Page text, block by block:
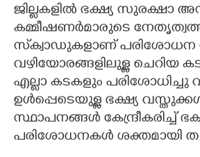
ജില്ലകളിൽ ഭക്ഷ്യ സുരക്ഷാ
കമ്മീഷണർമാരുടെ
സ്‌ക്വാഡുകളാണ് പരിശോധന
വഴിയോരങ്ങളിലുള്ള ചെറിയ
എല്ലാ കടകളും
ഉൾപ്പെടെയുള്ള ഭക്ഷ്യ
സ്ഥാപനങ്ങൾ കേന്ദ്രീകരിച്ച്
പരിശോധനകൾ ശക്തമായി